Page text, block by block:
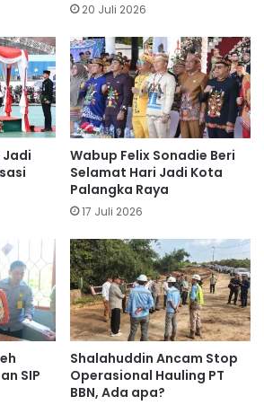
20 Juli 2026
Wabup Felix Sonadie Beri
Selamat Hari Jadi Kota
Palangka Raya
17 Juli 2026
SIP
Shalahuddin Ancam Stop
Operasional Hauling PT
BBN, Ada apa?